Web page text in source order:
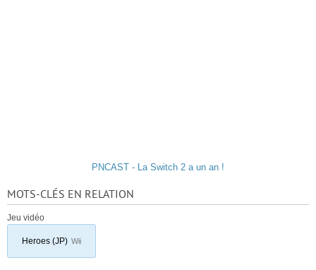
PNCAST - La Switch 2 a un an !
MOTS-CLÉS EN RELATION
Jeu vidéo
Heroes (JP) Wii